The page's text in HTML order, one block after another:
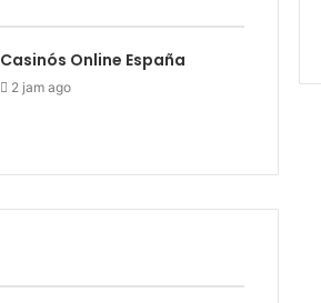
Casinós Online España
2 jam ago